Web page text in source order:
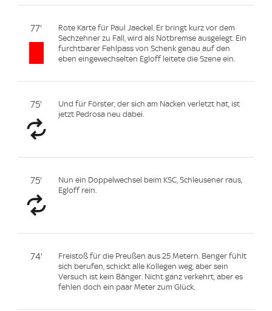
77'
Rote Karte für Paul Jaeckel. Er bringt kurz vor dem
Sechzehner zu Fall, wird als Notbremse ausgelegt. Ein
furchtbarer Fehlpass von Schenk genau auf den
eben eingewechselten Egloff leitete die Szene ein.
75'
Und für Förster, der sich am Nacken verletzt hat, ist
jetzt Pedrosa neu dabei.
75'
Nun ein Doppelwechsel beim KSC, Schleusener raus,
Egloff rein.
74'
Freistoß für die Preußen aus 25 Metern. Benger fühlt
sich berufen, schickt alle Kollegen weg, aber sein
Versuch ist kein Bänger. Nicht ganz verkehrt, aber es
fehlen doch ein paar Meter zum Glück.